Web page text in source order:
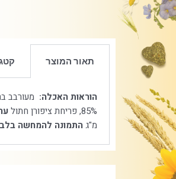
תאור המוצר
הוראות האכלה: מעורבב
85%, פריחת ציפורן חתול
מ"גהתמונה להמחשה